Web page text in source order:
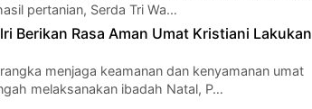
pertanian, Serda Tri Wa…
Berikan Rasa Aman Umat Kristiani Lakukan
menjaga keamanan dan kenyamanan umat
melaksanakan ibadah Natal, P…